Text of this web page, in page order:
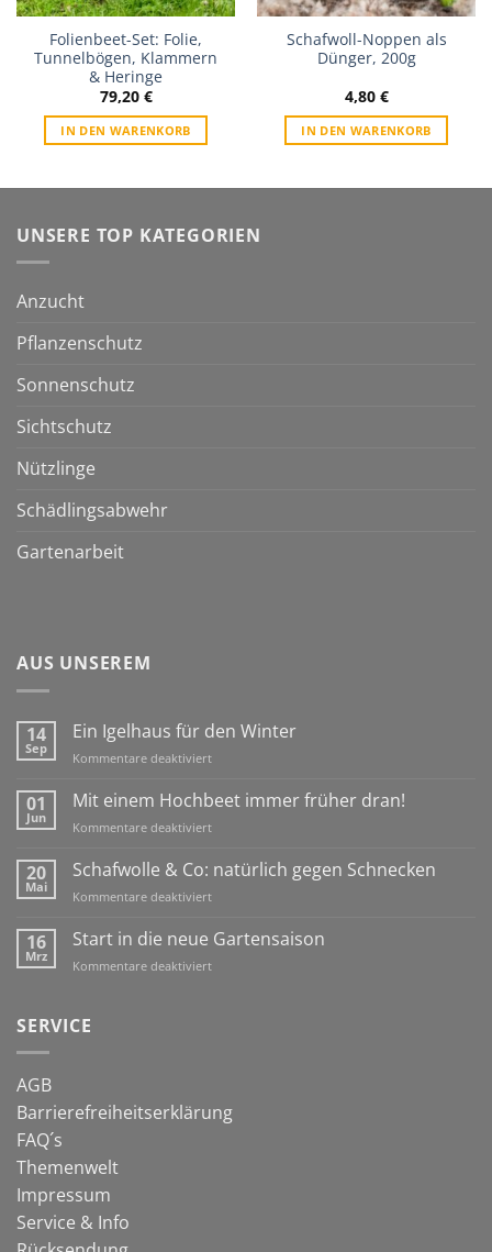
Folienbeet-Set: Folie,
Tunnelbögen, Klammern
& Heringe
79,20 €
IN DEN WARENKORB
Schafwoll-Noppen als
Dünger, 200g
4,80 €
IN DEN WARENKORB
UNSERE TOP KATEGORIEN
Anzucht
Pflanzenschutz
Sonnenschutz
Sichtschutz
Nützlinge
Schädlingsabwehr
Gartenarbeit
AUS UNSEREM
14
Sep
Ein Igelhaus für den Winter
Kommentare deaktiviertfür
Igelhaus
für
den
01
Jun
Mit einem Hochbeet immer früher dran!
Kommentare deaktiviertfür
einem
Hochbeet
immer
dran!
20
Mai
Schafwolle & Co: natürlich gegen Schnecken
Kommentare deaktiviertfür
&
Co:
natürlich
16
Mrz
Start in die neue Gartensaison
Kommentare deaktiviertfür
SERVICE
AGB
Barrierefreiheitserklärung
FAQ´s
Themenwelt
Impressum
Service & Info